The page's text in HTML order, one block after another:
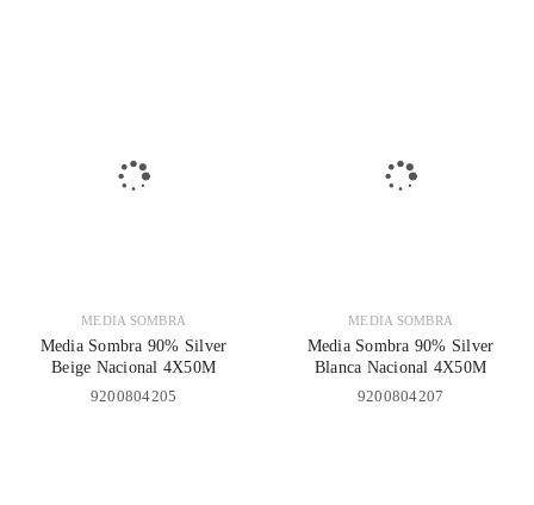
MEDIA SOMBRA
Media Sombra 90% Silver
Beige Nacional 4X50M
9200804205
MEDIA SOMBRA
Media Sombra 90% Silver
Blanca Nacional 4X50M
9200804207